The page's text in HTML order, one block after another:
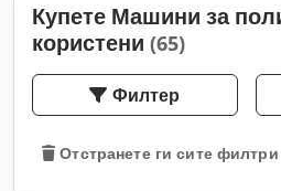
Купете Машини за
користени (65)
Филтер
Отстранете ги сите филтри